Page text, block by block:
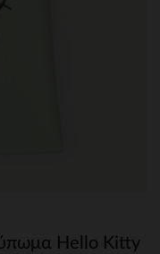
Hello Kitty